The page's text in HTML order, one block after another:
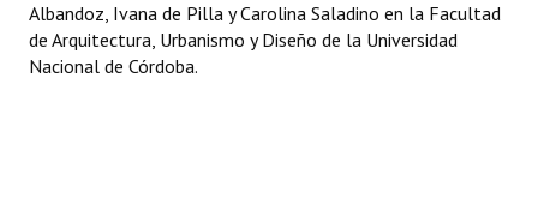
Proyectos Presentados
Dictámenes Asesoría Letrada
Albandoz, Ivana de Pilla y Carolina Saladino en la Facultad
de Arquitectura, Urbanismo y Diseño de la Universidad
Nacional de Córdoba.